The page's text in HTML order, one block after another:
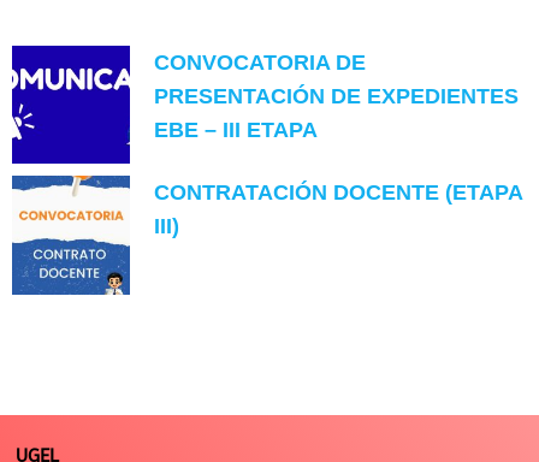
CONVOCATORIA DE
PRESENTACIÓN DE EXPEDIENTES
EBE – III ETAPA
CONTRATACIÓN DOCENTE (ETAPA
III)
UGEL